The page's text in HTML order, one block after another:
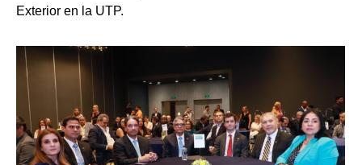
Exterior en la UTP.